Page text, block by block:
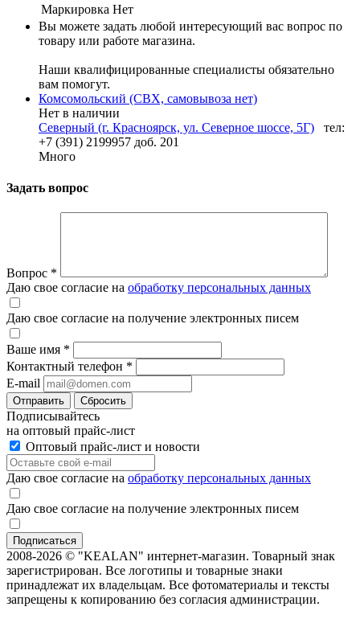
Маркировка Нет
Вы можете задать любой интересующий вас вопрос по
товару или работе магазина.
Наши квалифицированные специалисты обязательно
вам помогут.
Комсомольский (СВХ, самовывоза нет)
Нет в наличии
Северный (г. Красноярск, ул. Северное шоссе, 5Г)
тел:
+7 (391) 2199957 доб. 201
Много
Задать вопрос
Вопрос *
Даю свое согласие на обработку персональных данных
Даю свое согласие на получение электронных писем
Ваше имя *
Контактный телефон *
E-mail
Отправить Сбросить
Подписывайтесь
на оптовый прайс-лист
Оптовый прайс-лист и новости
Даю свое согласие на обработку персональных данных
Даю свое согласие на получение электронных писем
2008-2026 © "KEALAN" интернет-магазин. Товарный знак
зарегистрирован. Все логотипы и товарные знаки
принадлежат их владельцам. Все фотоматериалы и тексты
запрещены к копированию без согласия администрации.